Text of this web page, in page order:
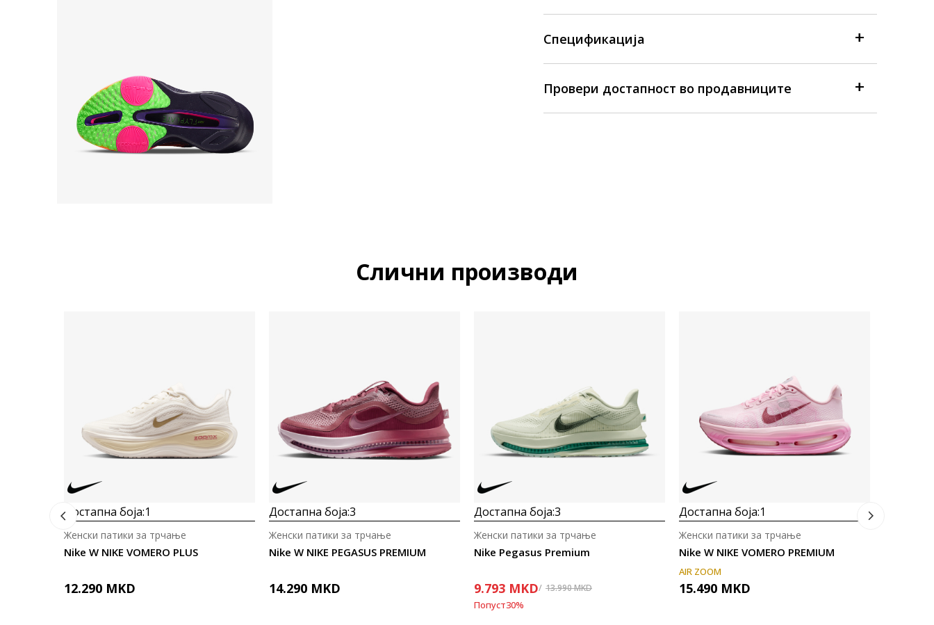
Спецификација
Провери достапност во продавниците
Слични производи
Достапна боја:1
Nike W NIKE VOMERO PLUS
Женски патики за трчање
12.290 MKD
Достапна боја:3
Nike W NIKE PEGASUS PREMIUM
Женски патики за трчање
14.290 MKD
Достапна боја:3
Nike Pegasus Premium
Женски патики за трчање
9.793 MKD 13.990MKD
Попуст30%
Достапна боја:1
Nike W NIKE VOMERO PREMIUM
Женски патики за трчање
AIR ZOOM
15.490 MKD